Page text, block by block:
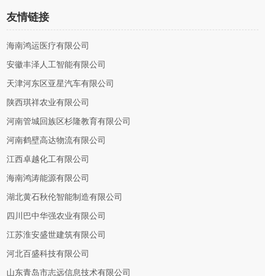
友情链接
海南鸿运医疗有限公司
安徽丰泽人工智能有限公司
天津河东区亚星汽车有限公司
陕西琪祥农业有限公司
河南管城回族区杉隆教育有限公司
河南鹤壁高达物流有限公司
江西卓越化工有限公司
海南鸿涛能源有限公司
湖北黄石秋伦智能制造有限公司
四川巴中华强农业有限公司
江苏淮安盛世建筑有限公司
河北百盛科技有限公司
山东青岛市志远信息技术有限公司